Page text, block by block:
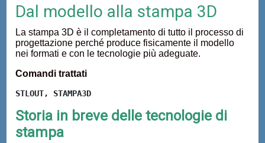
online di
AutoCAD
Dal modello alla stampa 3D
La stampa 3D è il completamento di tutto il processo di
progettazione perché produce fisicamente il modello
nei formati e con le tecnologie più adeguate.
Comandi trattati
STLOUT, STAMPA3D
Storia in breve delle tecnologie di
stampa